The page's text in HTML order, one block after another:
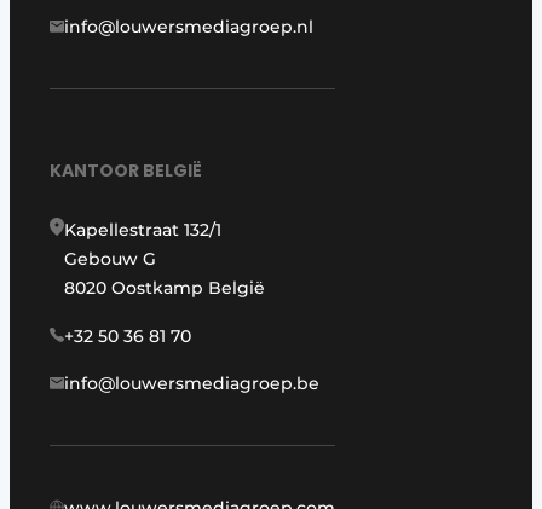
info@louwersmediagroep.nl
KANTOOR BELGIË
Kapellestraat 132/1
Gebouw G
8020 Oostkamp België
+32 50 36 81 70
info@louwersmediagroep.be